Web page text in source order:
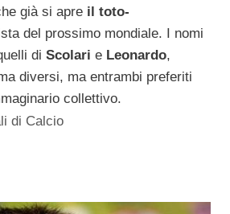
già si apre il toto-
del prossimo mondiale. I nomi
di Scolari e Leonardo,
diversi, ma entrambi preferiti
collettivo.
di Calcio